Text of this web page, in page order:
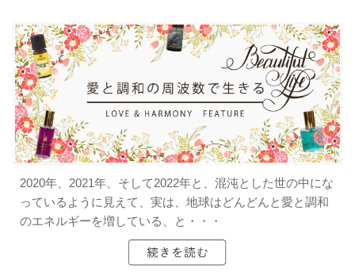
2020年、2021年、そして2022年と、混沌とした世の中にな
っているように見えて、実は、地球はどんどんと愛と調和
のエネルギーを増している、と・・・